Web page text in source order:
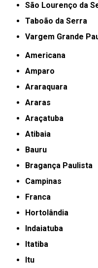
São Lourenço da
Taboão da Serra
Vargem Grande
Americana
Amparo
Araraquara
Araras
Araçatuba
Atibaia
Bauru
Bragança Paulista
Campinas
Franca
Hortolândia
Indaiatuba
Itatiba
Itu